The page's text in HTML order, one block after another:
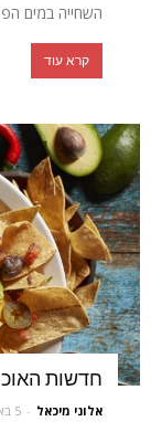
השחייה במים
קרא עוד
חדשות
אלוני מיכאל - 5 באוגוסט 2026